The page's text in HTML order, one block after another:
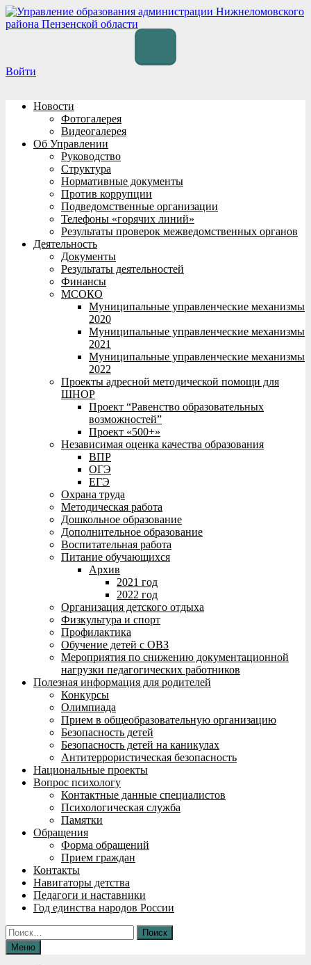
Перейти
к
Войти
Новости
Фотогалерея
Видеогалерея
Об Управлении
Руководство
Структура
Нормативные документы
Против коррупции
Подведомственные организации
Телефоны «горячих линий»
Результаты проверок межведомственных органов
Деятельность
Документы
Результаты деятельностей
Финансы
МСОКО
Муниципальные управленческие механизмы
2020
Муниципальные управленческие механизмы
2021
Муниципальные управленческие механизмы
2022
Проекты адресной методической помощи для
ШНОР
Проект “Равенство образовательных
возможностей”
Проект «500+»
Независимая оценка качества образования
ВПР
ОГЭ
ЕГЭ
Охрана труда
Методическая работа
Дошкольное образование
Дополнительное образование
Воспитательная работа
Питание обучающихся
Архив
2021 год
2022 год
Организация детского отдыха
Физкультура и спорт
Профилактика
Обучение детей с ОВЗ
Мероприятия по снижению документационной
нагрузки педагогических работников
Полезная информация для родителей
Конкурсы
Олимпиада
Прием в общеобразовательную организацию
Безопасность детей
Безопасность детей на каникулах
Антитеррористическая безопасность
Национальные проекты
Вопрос психологу
Контактные данные специалистов
Психологическая служба
Памятки
Обращения
Форма обращений
Прием граждан
Контакты
Навигаторы детства
Педагоги и наставники
Год единства народов России
Найти:
Меню